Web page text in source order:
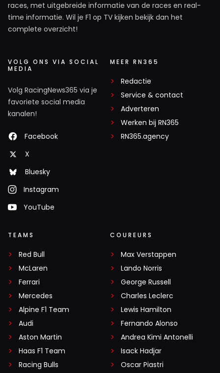
races, met uitgebreide informatie van de races en real-
time informatie. Wil je F1 op TV kijken bekijk dan het
complete overzicht!
VOLG ONS VIA SOCIAL
MEDIA
Volg RacingNews365 via je
favoriete social media
kanalen!
Facebook
X
Bluesky
Instagram
YouTube
MEER RN365
Redactie
Service & contact
Adverteren
Werken bij RN365
RN365.agency
TEAMS
Red Bull
McLaren
Ferrari
Mercedes
Alpine F1 Team
Audi
Aston Martin
Haas F1 Team
Racing Bulls
COUREURS
Max Verstappen
Lando Norris
George Russell
Charles Leclerc
Lewis Hamilton
Fernando Alonso
Andrea Kimi Antonelli
Isack Hadjar
Oscar Piastri